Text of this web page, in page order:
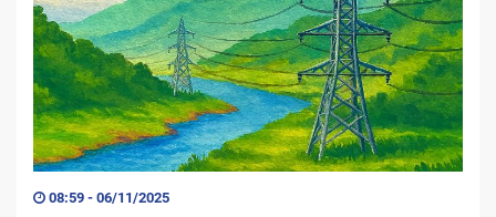
08:59 - 06/11/2025